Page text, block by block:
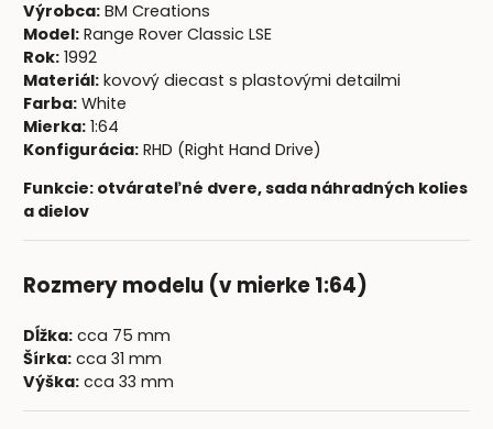
Výrobca: BM Creations
Model: Range Rover Classic LSE
Rok: 1992
Materiál: kovový diecast s plastovými detailmi
Farba: White
Mierka: 1:64
Konfigurácia: RHD (Right Hand Drive)
Funkcie: otvárateľné dvere, sada náhradných kolies
a dielov
Rozmery modelu (v mierke 1:64)
Dĺžka: cca 75 mm
Šírka: cca 31 mm
Výška: cca 33 mm